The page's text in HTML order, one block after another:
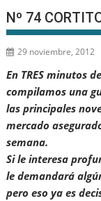
Nº 74
29 noviembre, 2012
En TRES minutos
compilamos una
las principales
mercado
semana.
Si le interesa
le demandará
pero eso ya es